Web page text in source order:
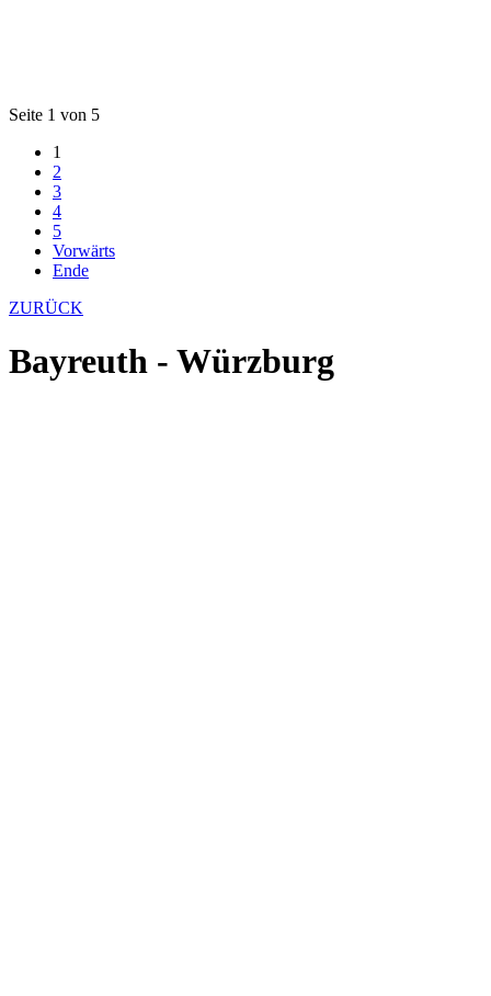
Seite 1 von 5
1
2
3
4
5
Vorwärts
Ende
ZURÜCK
Bayreuth - Würzburg